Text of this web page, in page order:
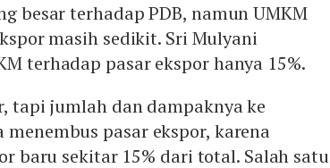
besar terhadap PDB, namun UMKM
masih sedikit. Sri Mulyani
terhadap pasar ekspor hanya 15%.
tapi jumlah dan dampaknya ke
pasar ekspor, karena
baru sekitar 15% dari total. Salah satu